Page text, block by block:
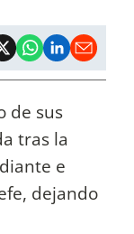
de sus
tras la
e
dejando